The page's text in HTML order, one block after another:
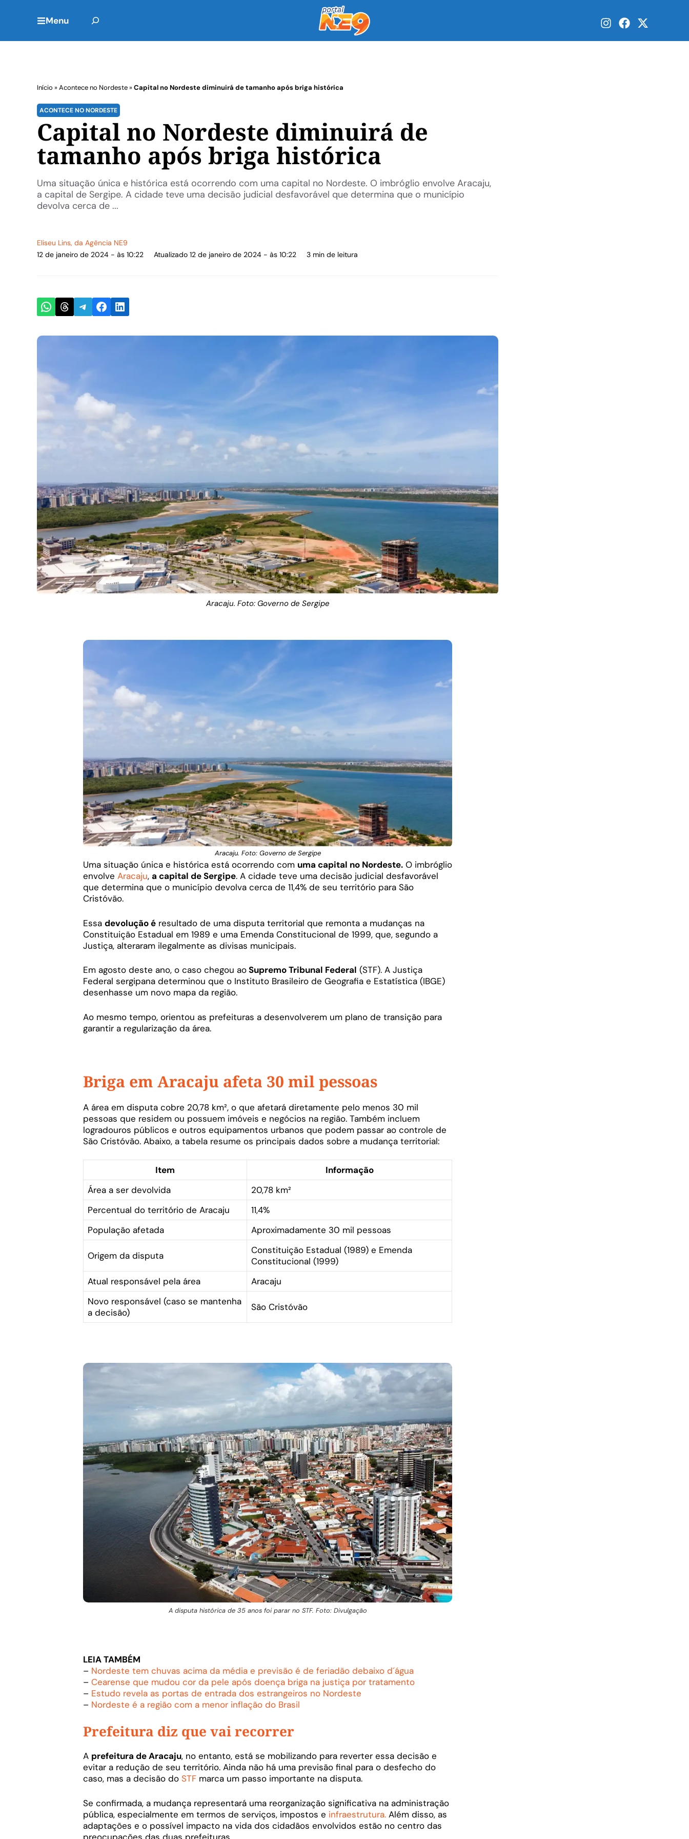
Menu
Início »Acontece no Nordeste»Capital no Nordeste diminuirá de tamanho após briga histórica
ACONTECE NO NORDESTE
Capital no Nordeste diminuirá de
tamanho após briga histórica
Uma situação única e histórica está ocorrendo com uma capital no Nordeste. O imbróglio envolve Aracaju,
a capital de Sergipe. A cidade teve uma decisão judicial desfavorável que determina que o município
devolva cerca de ...
Eliseu Lins, da Agência NE9
12 de janeiro de 2024 - às 10:22
Atualizado 12 de janeiro de 2024 - às 10:22 3 min de leitura
Share on WhatsApp
Share on Threads
Share on Telegram
Share on Facebook
Share on LinkedIn
Aracaju. Foto: Governo de Sergipe
Aracaju. Foto: Governo de Sergipe
Uma situação única e histórica está ocorrendo com uma capital no Nordeste. O imbróglio
envolve Aracaju, a capital de Sergipe. A cidade teve uma decisão judicial desfavorável
que determina que o município devolva cerca de 11,4% de seu território para São
Cristóvão.
Essa devolução é resultado de uma disputa territorial que remonta a mudanças na
Constituição Estadual em 1989 e uma Emenda Constitucional de 1999, que, segundo a
Justiça, alteraram ilegalmente as divisas municipais.
Em agosto deste ano, o caso chegou aoSupremo Tribunal Federal (STF). A Justiça
Federal sergipana determinou que o Instituto Brasileiro de Geografia e Estatística (IBGE)
desenhasse um novo mapa da região.
Ao mesmo tempo, orientou as prefeituras a desenvolverem um plano de transição para
garantir a regularização da área.
Briga em Aracaju afeta 30 mil pessoas
A área em disputa cobre 20,78 km², o que afetará diretamente pelo menos 30 mil
pessoas que residem ou possuem imóveis e negócios na região. Também incluem
logradouros públicos e outros equipamentos urbanos que podem passar ao controle de
São Cristóvão. Abaixo, a tabela resume os principais dados sobre a mudança territorial:
Item
Informação
Área a ser devolvida
20,78 km²
Percentual do território de Aracaju
11,4%
População afetada
Aproximadamente 30 mil pessoas
Origem da disputa
Constituição Estadual (1989) e Emenda
Constitucional (1999)
Atual responsável pela área
Aracaju
Novo responsável (caso se mantenha
a decisão)
São Cristóvão
A disputa histórica de 35 anos foi parar no STF. Foto: Divulgação
LEIA TAMBÉM
– Nordeste tem chuvas acima da média e previsão é de feriadão debaixo d´água
– Cearense que mudou cor da pele após doença briga na justiça por tratamento
– Estudo revela as portas de entrada dos estrangeiros no Nordeste
– Nordeste é a região com a menor inflação do Brasil
Prefeitura diz que vai recorrer
A prefeitura de Aracaju, no entanto, está se mobilizando para reverter essa decisão e
evitar a redução de seu território. Ainda não há uma previsão final para o desfecho do
caso, mas a decisão do STF marca um passo importante na disputa.
Se confirmada, a mudança representará uma reorganização significativa na administração
pública, especialmente em termos de serviços, impostos e infraestrutura. Além disso, as
adaptações e o possível impacto na vida dos cidadãos envolvidos estão no centro das